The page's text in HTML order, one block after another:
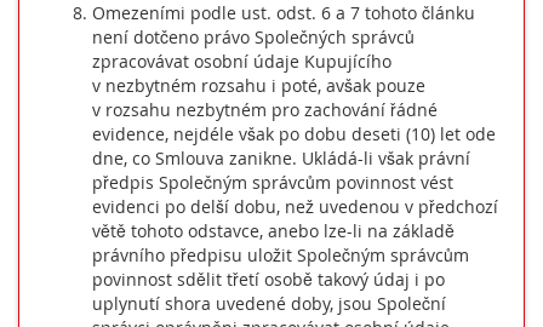
Omezeními podle ust. odst. 6 a 7 tohoto článku
není dotčeno právo Společných správců
zpracovávat osobní údaje Kupujícího
v nezbytném rozsahu i poté, avšak pouze
v rozsahu nezbytném pro zachování řádné
evidence, nejdéle však po dobu deseti (10) let ode
dne, co Smlouva zanikne. Ukládá-li však právní
předpis Společným správcům povinnost vést
evidenci po delší dobu, než uvedenou v předchozí
větě tohoto odstavce, anebo lze-li na základě
právního předpisu uložit Společným správcům
povinnost sdělit třetí osobě takový údaj i po
uplynutí shora uvedené doby, jsou Společní